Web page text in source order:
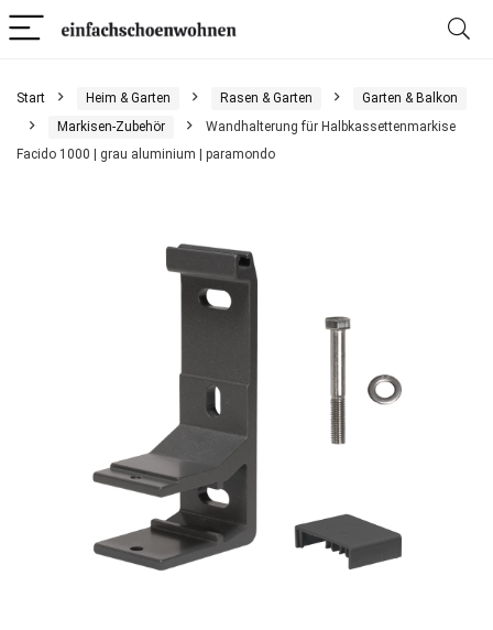
Start Heim & Garten Rasen & Garten
Garten & Balkon
Markisen-Zubehör
Wandhalterung für Halbkassettenmarkise
Facido 1000 | grau aluminium | paramondo